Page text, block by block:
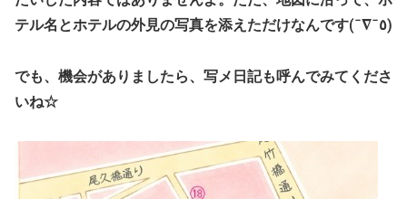
テル名とホテルの外見の写真を添えただけなんです(¯∇¯٥)
でも、機会がありましたら、写メ日記も呼んでみてくださ
いね☆